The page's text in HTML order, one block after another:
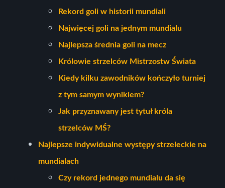
Rekord goli w historii mundiali
Najwięcej goli na jednym mundialu
Najlepsza średnia goli na mecz
Królowie strzelców Mistrzostw Świata
Kiedy kilku zawodników kończyło turniej
z tym samym wynikiem?
Jak przyznawany jest tytuł króla
strzelców MŚ?
Najlepsze indywidualne występy strzeleckie na
mundialach
Czy rekord jednego mundialu da się